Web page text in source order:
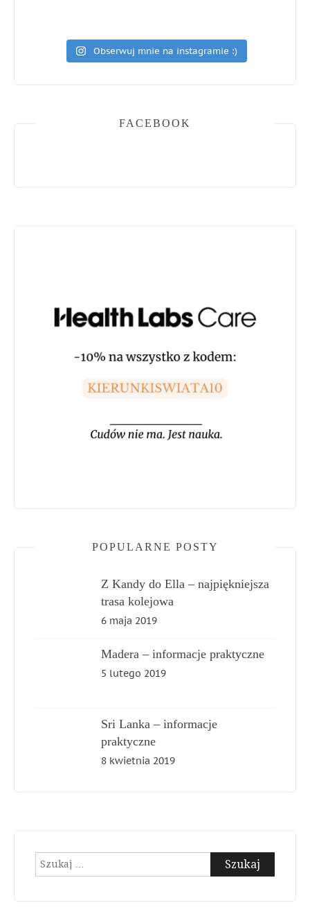
Obserwuj mnie na instagramie :)
FACEBOOK
POPULARNE POSTY
Z Kandy do Ella – najpiękniejsza
trasa kolejowa
6 maja 2019
Madera – informacje praktyczne
5 lutego 2019
Sri Lanka – informacje
praktyczne
8 kwietnia 2019
Szukaj: